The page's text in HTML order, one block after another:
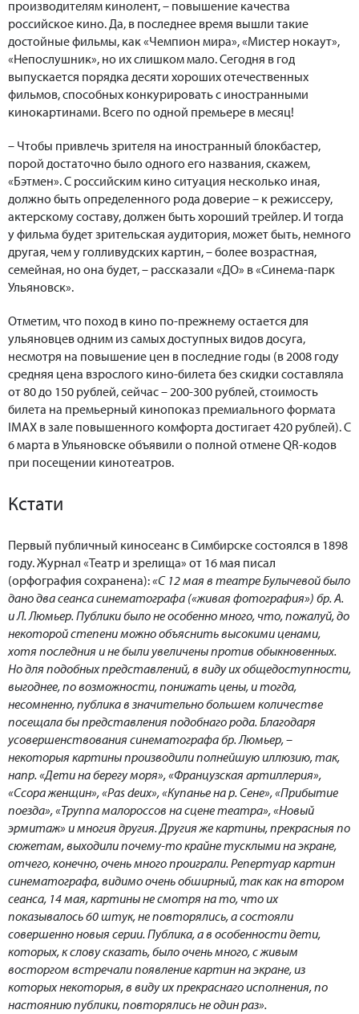
производителям кинолент, – повышение качества
российское кино. Да, в последнее время вышли такие
достойные фильмы, как «Чемпион мира», «Мистер нокаут»,
«Непослушник», но их слишком мало. Сегодня в год
выпускается порядка десяти хороших отечественных
фильмов, способных конкурировать с иностранными
кинокартинами. Всего по одной премьере в месяц!
– Чтобы привлечь зрителя на иностранный блокбастер,
порой достаточно было одного его названия, скажем,
«Бэтмен». С российским кино ситуация несколько иная,
должно быть определенного рода доверие – к режиссеру,
актерскому составу, должен быть хороший трейлер. И тогда
у фильма будет зрительская аудитория, может быть, немного
другая, чем у голливудских картин, – более возрастная,
семейная, но она будет, – рассказали «ДО» в «Синема-парк
Ульяновск».
Отметим, что поход в кино по-прежнему остается для
ульяновцев одним из самых доступных видов досуга,
несмотря на повышение цен в последние годы (в 2008 году
средняя цена взрослого кино-билета без скидки составляла
от 80 до 150 рублей, сейчас – 200-300 рублей, стоимость
билета на премьерный кинопоказ премиального формата
IMAX в зале повышенного комфорта достигает 420 рублей). С
6 марта в Ульяновске объявили о полной отмене QR-кодов
при посещении кинотеатров.
Кстати
Первый публичный киносеанс в Симбирске состоялся в 1898
году. Журнал «Театр и зрелища» от 16 мая писал
(орфография сохранена):«С 12 мая в театре Булычевой было
дано два сеанса синематографа («живая фотография») бр. А.
и Л. Люмьер. Публики было не особенно много, что, пожалуй, до
некоторой степени можно объяснить высокими ценами,
хотя последния и не были увеличены против обыкновенных.
Но для подобных представлений, в виду их общедоступности,
выгоднее, по возможности, понижать цены, и тогда,
несомненно, публика в значительно большем количестве
посещала бы представления подобнаго рода. Благодаря
усовершенствования синематографа бр. Люмьер, –
некоторыя картины производили полнейшую иллюзию, так,
напр. «Дети на берегу моря», «Французская артиллерия»,
«Ссора женщин», «Pas deux», «Купанье на р. Сене», «Прибытие
поезда», «Труппа малороссов на сцене театра», «Новый
эрмитаж» и многия другия. Другия же картины, прекрасныя по
сюжетам, выходили почему-то крайне тусклыми на экране,
отчего, конечно, очень много проиграли. Репертуар картин
синематографа, видимо очень обширный, так как на втором
сеанса, 14 мая, картины не смотря на то, что их
показывалось 60 штук, не повторялись, а состояли
совершенно новыя серии. Публика, а в особенности дети,
которых, к слову сказать, было очень много, с живым
восторгом встречали появление картин на экране, из
которых некоторыя, в виду их прекраснаго исполнения, по
настоянию публики, повторялись не один раз».